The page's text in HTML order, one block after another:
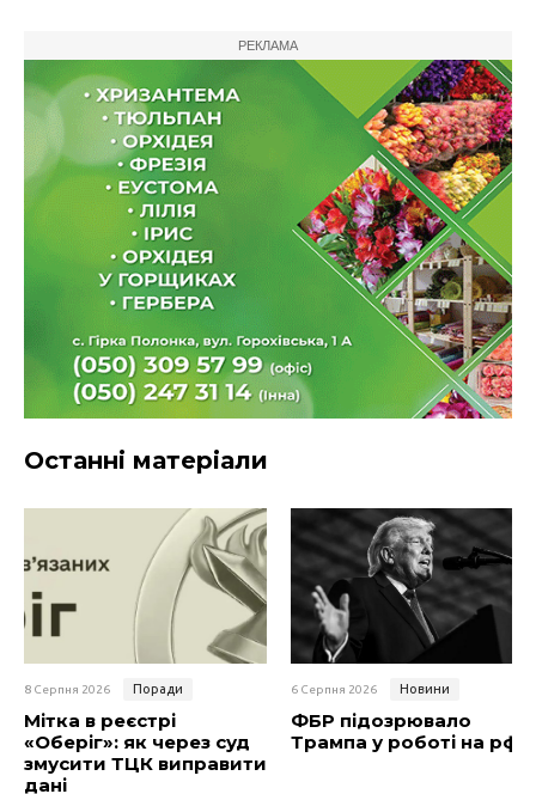
РЕКЛАМА
Останні матеріали
8 Серпня 2026 Поради
Мітка в реєстрі
«Оберіг»: як через суд
змусити ТЦК виправити
дані
6 Серпня 2026 Новини
ФБР підозрювало
Трампа у роботі на рф